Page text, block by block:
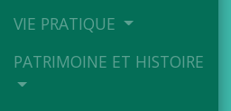
VIE PRATIQUE
PATRIMOINE ET HISTOIRE